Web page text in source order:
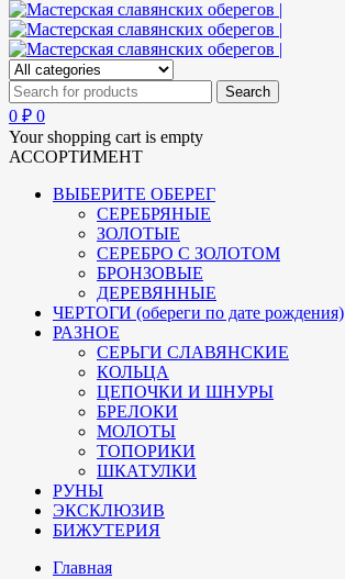
0 ₽ 0
Your shopping cart is empty
АССОРТИМЕНТ
ВЫБЕРИТЕ ОБЕРЕГ
СЕРЕБРЯНЫЕ
ЗОЛОТЫЕ
СЕРЕБРО С ЗОЛОТОМ
БРОНЗОВЫЕ
ДЕРЕВЯННЫЕ
ЧЕРТОГИ (обереги по дате рождения)
РАЗНОЕ
СЕРЬГИ СЛАВЯНСКИЕ
КОЛЬЦА
ЦЕПОЧКИ И ШНУРЫ
БРЕЛОКИ
МОЛОТЫ
ТОПОРИКИ
ШКАТУЛКИ
РУНЫ
ЭКСКЛЮЗИВ
БИЖУТЕРИЯ
Главная